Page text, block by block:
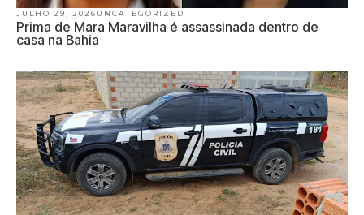
JULHO 29, 2026 UNCATEGORIZED
Prima de Mara Maravilha é assassinada dentro de
casa na Bahia